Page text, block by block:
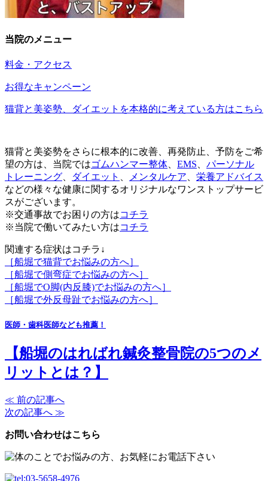
当院のメニュー
料金・アクセス
お得なキャンペーン
猫背と美姿勢、ダイエットを本格的に考えている方はこちら
猫背と美姿勢をさらに根本的に改善、再発防止、予防をご希
望の方は、当院ではゴムハンマー整体 EMS
パーソナル
トレーニング
ダイエット メンタルケア
栄養アドバイス
などの様々な健康に関するオリジナルなワンストップサービ
スがございます。
※交通事故でお困りの方はコチラ
※当院で働いてみたい方はコチラ
関連する症状はコチラ↓
［船堀で猫背でお悩みの方へ］
［船堀で側弯症でお悩みの方へ］
［船堀でO脚(内反膝)でお悩みの方へ］
［船堀で外反母趾でお悩みの方へ］
医師・歯科医師なども推薦！
【船堀のはればれ鍼灸整骨院の5つのメ
リットとは？】
≪ 前の記事へ
次の記事へ ≫
お問い合わせはこちら